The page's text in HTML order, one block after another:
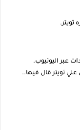
تويتر.
عبر اليوتيوب.
تويتر قال فيها..